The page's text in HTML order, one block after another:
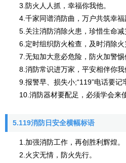
3.防火人人抓，幸福你我他。
4.千家同谱消防曲，万户共筑幸福
5.关注消防消除火患，珍惜生命减
6.定时组织防火检查，及时消除火
7.无知加大意必危险，防火加警惕
8.消防常识进万家，平安相伴你我
9.报警早、损失小;“119”电话要记
10.消防器材要配足，必须学会来使
5.119消防日安全横幅标语
1.加强消防工作，再创胜利辉煌。
2.火灾无情，防火先行。